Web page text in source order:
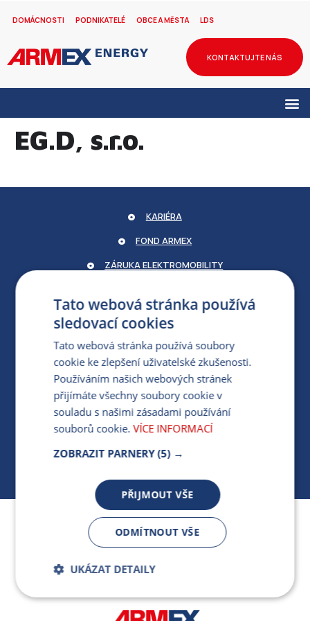
DOMÁCNOSTI PODNIKATELÉ OBCE A MĚSTA LDS
KONTAKTUJTE NÁS
EG.D, s.r.o.
Jsme součástí skupiny ARMEX a členem Asociace
nezávislých dodavatelů energií.
KARIÉRA
FOND ARMEX
ZÁRUKA ELEKTROMOBILITY
PRO MÉDIA
MÁM DOTAZ KE STÁVAJÍCÍ SMLOUVĚ
412 154 154
PO-PÁ 7:30-17:00
Tato webová stránka používá
sledovací cookies
Tato webová stránka používá soubory
cookie ke zlepšení uživatelské zkušenosti.
Používáním našich webových stránek
přijímáte všechny soubory cookie v
souladu s našimi zásadami používání
souborů cookie. VÍCE INFORMACÍ
ZOBRAZIT PARNERY (5) →
PŘIJMOUT VŠE
ODMÍTNOUT VŠE
UKÁZAT DETAILY
Bezpodmínečně
nutné soubory
Výkonnostní